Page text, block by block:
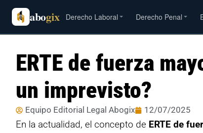
abogix Derecho Laboral Derecho Penal
ERTE de fuerza
un imprevisto?
Equipo Editorial Legal Abogix 12/07/2025
En la actualidad, el concepto de ERTE de